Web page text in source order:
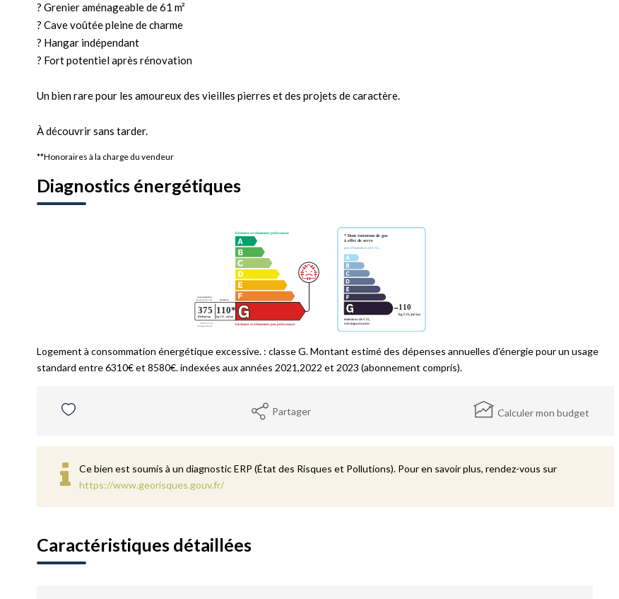
? Grenier aménageable de 61 m²
? Cave voûtée pleine de charme
? Hangar indépendant
? Fort potentiel après rénovation
Un bien rare pour les amoureux des vieilles pierres et des projets de caractère.
À découvrir sans tarder.
**Honoraires à la charge du vendeur
Diagnostics énergétiques
Logement à consommation énergétique excessive. : classe G. Montant estimé des dépenses annuelles d'énergie pour un usage
standard entre 6310€ et 8580€. indexées aux années 2021,2022 et 2023 (abonnement compris).
Partager Calculer mon budget
Ce bien est soumis à un diagnostic ERP (État des Risques et Pollutions). Pour en savoir plus, rendez-vous sur
https://www.georisques.gouv.fr/
Caractéristiques détaillées